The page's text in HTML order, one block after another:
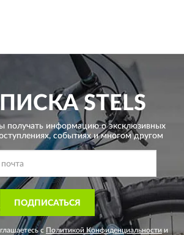
STELS
получать информацию о эксклюзивных
событиях и многом другом
ПОДПИСАТЬСЯ
с Политикой Конфиденциальности и